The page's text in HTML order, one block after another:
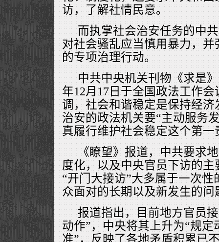
访，了解社情民意。
而执掌社会治安任务的中
对社会骚乱应当慎用暴力，
的专项治理行动。
中共中央机关刊物《求是
年12月17日于全国政法工作
调，社会和谐稳定是保持经
治安的政法机关要“主动服务
真履行维护社会稳定这个第一
《瞭望》报道，中共要求
度化，以及中央官员下访的
“开门大接访”大多属于一次
众面对的长期以及新发生的问
报道指出，目前地方官员
动作”，中央将其上升为“规定
准”，反映了各地矛盾积累已